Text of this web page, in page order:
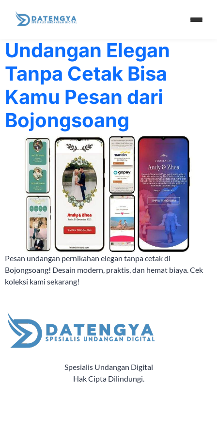
Tag:cetak
Undangan Elegan
Tanpa Cetak Bisa
Kamu Pesan dari
Bojongsoang
Pesan undangan pernikahan elegan tanpa cetak di
Bojongsoang! Desain modern, praktis, dan hemat biaya. Cek
koleksi kami sekarang!
Spesialis Undangan Digital
Hak Cipta Dilindungi.